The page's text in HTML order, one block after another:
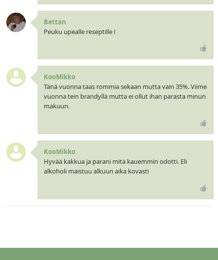
Bettan
Peuku upealle reseptille !
KooMikko
Tänä vuonna taas rommia sekaan mutta vain 35%. Viime
vuonna tein brandyllä mutta ei ollut ihan parasta minun
makuun.
KooMikko
Hyvää kakkua ja parani mitä kauemmin odotti. Eli
alkoholi maistuu alkuun aika kovasti